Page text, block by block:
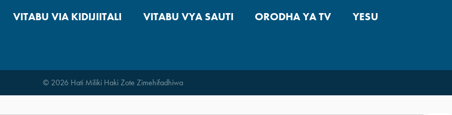
VITABU VIA KIDIJIITALI VITABU VYA SAUTI ORODHA YA TV YESU
© 2026 Hati Miliki Haki Zote Zimehifadhiwa